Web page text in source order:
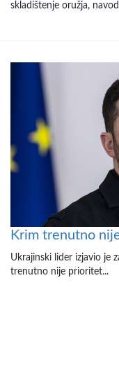
skladištenje oružja,
Krim trenutno
Ukrajinski lider izjavio je
trenutno nije prioritet...